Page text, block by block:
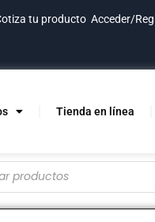
tu producto Acceder/
Tienda en línea